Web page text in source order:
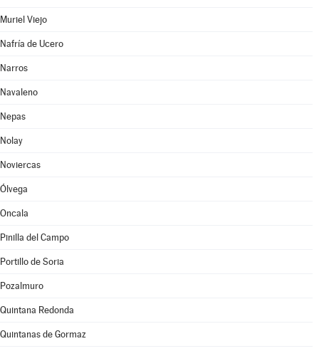
Muriel Viejo
Nafría de Ucero
Narros
Navaleno
Nepas
Nolay
Noviercas
Ólvega
Oncala
Pinilla del Campo
Portillo de Soria
Pozalmuro
Quintana Redonda
Quintanas de Gormaz